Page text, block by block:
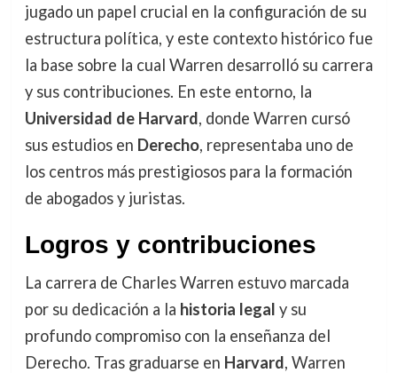
jugado un papel crucial en la configuración de su
estructura política, y este contexto histórico fue
la base sobre la cual Warren desarrolló su carrera
y sus contribuciones. En este entorno, la
Universidad de Harvard, donde Warren cursó
sus estudios en Derecho, representaba uno de
los centros más prestigiosos para la formación
de abogados y juristas.
Logros y contribuciones
La carrera de Charles Warren estuvo marcada
por su dedicación a la historia legal y su
profundo compromiso con la enseñanza del
Derecho. Tras graduarse en Harvard, Warren